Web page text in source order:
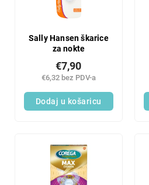
Sally Hansen škarice
za nokte
€6,32 bez PDV-a
€7,90
Dodaj u košaricu